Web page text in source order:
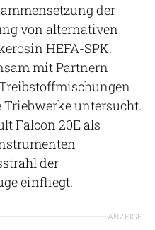
der
von alternativen
HEFA-SPK.
mit Partnern
untersucht.
Falcon 20E als
der
einfliegt.
ANZEIGE